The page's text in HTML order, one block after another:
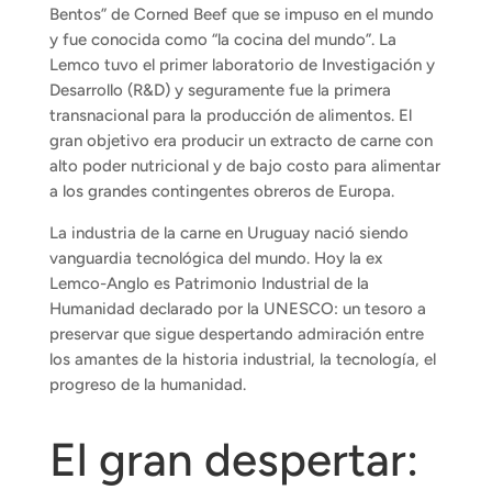
Bentos” de Corned Beef que se impuso en el mundo
y fue conocida como “la cocina del mundo”. La
Lemco tuvo el primer laboratorio de Investigación y
Desarrollo (R&D) y seguramente fue la primera
transnacional para la producción de alimentos. El
gran objetivo era producir un extracto de carne con
alto poder nutricional y de bajo costo para alimentar
a los grandes contingentes obreros de Europa.
La industria de la carne en Uruguay nació siendo
vanguardia tecnológica del mundo. Hoy la ex
Lemco-Anglo es Patrimonio Industrial de la
Humanidad declarado por la UNESCO: un tesoro a
preservar que sigue despertando admiración entre
los amantes de la historia industrial, la tecnología, el
progreso de la humanidad.
El gran despertar: